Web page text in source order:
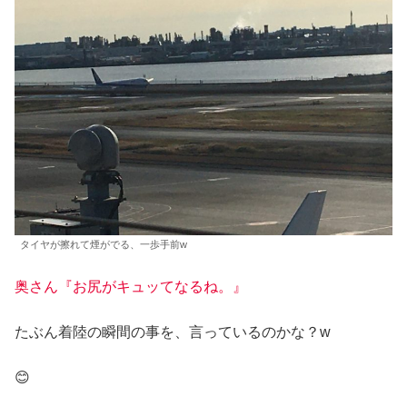
タイヤが擦れて煙がでる、一歩手前w
奥さん『お尻がキュッてなるね。』
たぶん着陸の瞬間の事を、言っているのかな？w
😊